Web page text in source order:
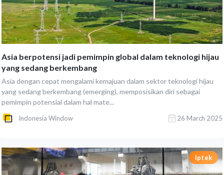
Asia berpotensi jadi pemimpin global dalam teknologi hijau
yang sedang berkembang
Asia dengan cepat mengalami kemajuan dalam sektor teknologi hijau
yang sedang berkembang (emerging), memposisikan diri sebagai
pemimpin potensial dalam hal mate...
Indonesia Window 26 March 2025
Iptek